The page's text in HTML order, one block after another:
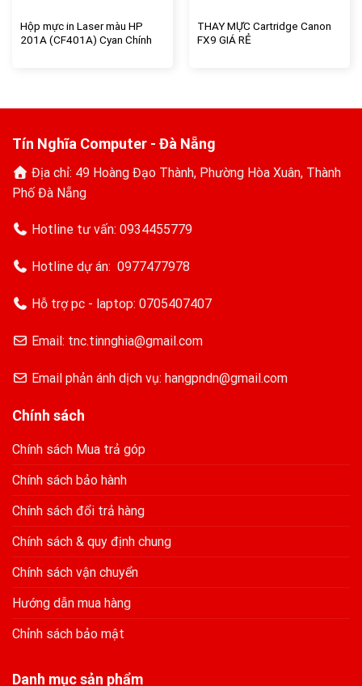
Hộp mực in Laser màu HP
201A (CF401A) Cyan Chính
THAY MỰC Cartridge Canon
FX9 GIÁ RẺ
Tín Nghĩa Computer - Đà Nẵng
Địa chỉ: 49 Hoàng Đạo Thành, Phường Hòa Xuân, Thành
Phố Đà Nẵng
Hotline tư vấn: 0934455779
Hotline dự án: 0977477978
Hỗ trợ pc - laptop: 0705407407
Email: tnc.tinnghia@gmail.com
Email phản ánh dịch vụ: hangpndn@gmail.com
Chính sách
Chính sách Mua trả góp
Chính sách bảo hành
Chính sách đổi trả hàng
Chính sách & quy định chung
Chính sách vận chuyển
Hướng dẫn mua hàng
Chỉnh sách bảo mật
Danh mục sản phẩm